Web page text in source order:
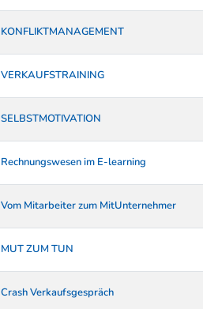
KONFLIKTMANAGEMENT
VERKAUFSTRAINING
SELBSTMOTIVATION
Rechnungswesen im E-learning
Vom Mitarbeiter zum MitUnternehmer
MUT ZUM TUN
Crash Verkaufsgespräch